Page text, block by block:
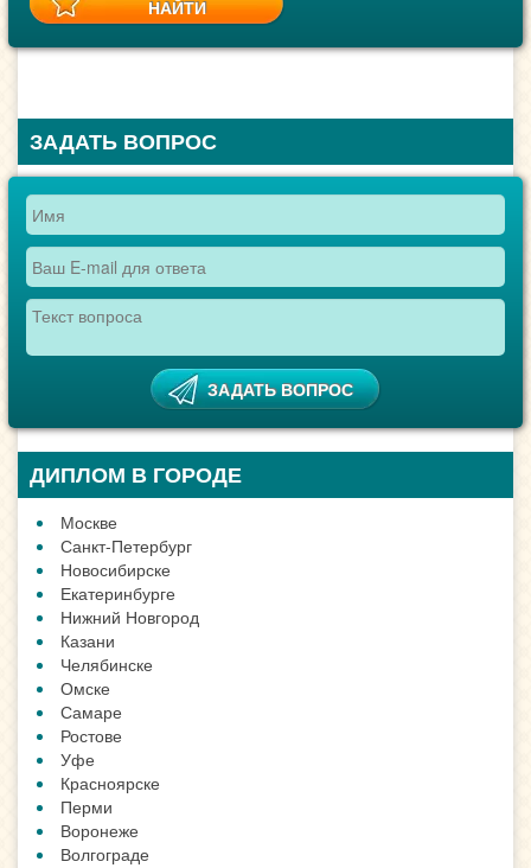
ЗАДАТЬ ВОПРОС
ДИПЛОМ В ГОРОДЕ
Москве
Санкт-Петербург
Новосибирске
Екатеринбурге
Нижний Новгород
Казани
Челябинске
Омске
Самаре
Ростове
Уфе
Красноярске
Перми
Воронеже
Волгограде